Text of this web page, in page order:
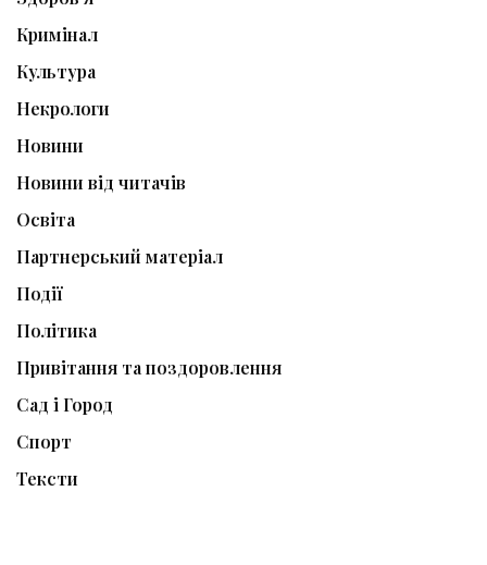
Кримінал
Культура
Некрологи
Новини
Новини від читачів
Освіта
Партнерський матеріал
Події
Політика
Привітання та поздоровлення
Сад і Город
Спорт
Тексти